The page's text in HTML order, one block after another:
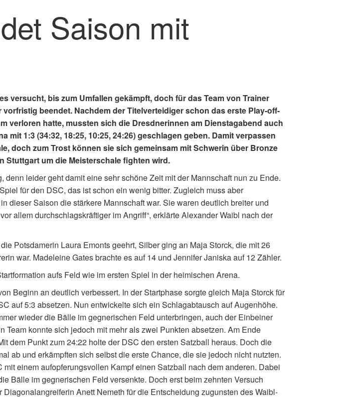
Saison mit
versucht, bis zum Umfallen gekämpft, doch für das Team von Trainer
beendet. Nachdem der Titelverteidiger schon das erste Play-off-
verloren hatte, mussten sich die Dresdnerinnen am Dienstagabend auch
mit 1:3 (34:32, 18:25, 10:25, 24:26) geschlagen geben. Damit verpassen
doch zum Trost können sie sich gemeinsam mit Schwerin über Bronze
Stuttgart um die Meisterschale fighten wird.
denn leider geht damit eine sehr schöne Zeit mit der Mannschaft nun zu Ende.
für den DSC, das ist schon ein wenig bitter. Zugleich muss aber
dieser Saison die stärkere Mannschaft war. Sie waren deutlich breiter und
allem durchschlagskräftiger im Angriff“, erklärte Alexander Waibl nach der
Potsdamerin Laura Emonts geehrt, Silber ging an Maja Storck, die mit 26
war. Madeleine Gates brachte es auf 14 und Jennifer Janiska auf 12 Zähler.
aufs Feld wie im ersten Spiel in der heimischen Arena.
Beginn an deutlich verbessert. In der Startphase sorgte gleich Maja Storck für
auf 5:3 absetzen. Nun entwickelte sich ein Schlagabtausch auf Augenhöhe.
wieder die Bälle im gegnerischen Feld unterbringen, auch der Einbeiner
Team konnte sich jedoch mit mehr als zwei Punkten absetzen. Am Ende
dem Punkt zum 24:22 holte der DSC den ersten Satzball heraus. Doch die
ab und erkämpften sich selbst die erste Chance, die sie jedoch nicht nutzten.
einem aufopferungsvollen Kampf einen Satzball nach dem anderen. Dabei
Bälle im gegnerischen Feld versenkte. Doch erst beim zehnten Versuch
Anett Nemeth für die Entscheidung zugunsten des Waibl-